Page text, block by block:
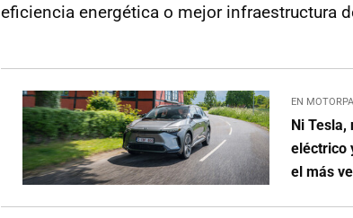
eficiencia energética o mejor infraestructura
EN
Ni
eléctrico
el más